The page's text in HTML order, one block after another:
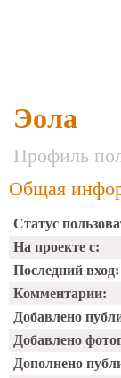
Эола
Профиль
Общая
Статус
На проекте с:
Последний вход:
Комментарии:
Добавлено
Добавлено
Дополнено